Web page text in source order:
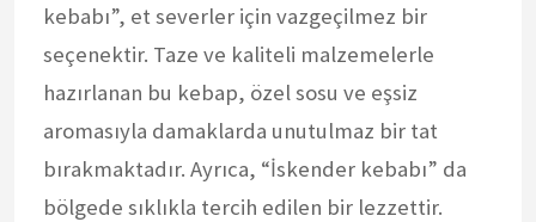
kebabı”, et severler için vazgeçilmez bir
seçenektir. Taze ve kaliteli malzemelerle
hazırlanan bu kebap, özel sosu ve eşsiz
aromasıyla damaklarda unutulmaz bir tat
bırakmaktadır. Ayrıca, “İskender kebabı” da
bölgede sıklıkla tercih edilen bir lezzettir.